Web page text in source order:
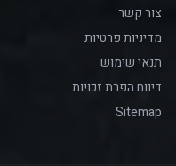
צור קשר
מדיניות פרטיות
תנאי שימוש
דיווח הפרת זכויות
Sitemap